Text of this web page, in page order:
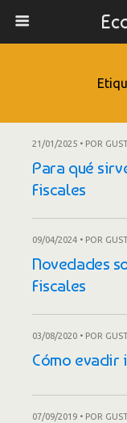
21/01/2025 • POR
Para qué
Fiscales
09/04/2024 • POR
Novedades
Fiscales
03/08/2020 • POR
Cómo evadir
07/09/2019 • POR